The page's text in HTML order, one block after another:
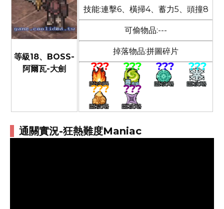
等級18、BOSS-
阿爾瓦-大劍
技能:連擊6、橫掃4、蓄力5、頭撞8
可偷物品:---
掉落物品:拼圖碎片
??? ??? ???
???
???
???
通關實況-狂熱難度Maniac